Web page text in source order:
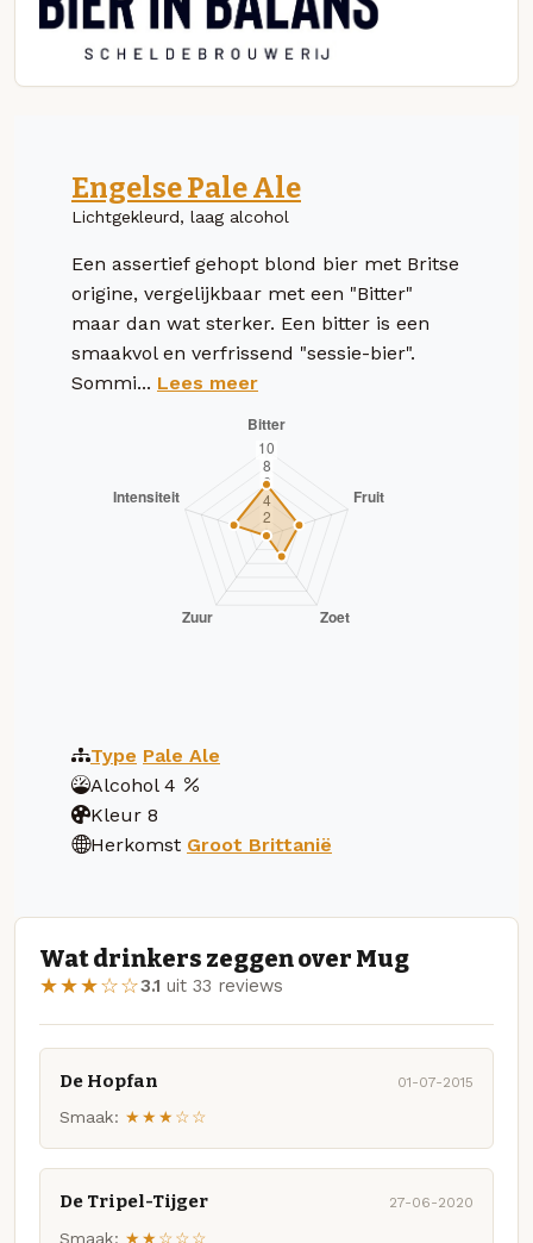
Engelse Pale Ale
Lichtgekleurd, laag alcohol
Een assertief gehopt blond bier met Britse
origine, vergelijkbaar met een "Bitter"
maar dan wat sterker. Een bitter is een
smaakvol en verfrissend "sessie-bier".
Sommi... Lees meer
Type Pale Ale
Alcohol 4
Kleur 8
Herkomst Groot Brittanië
Wat drinkers zeggen over Mug
★★★☆☆3.1 uit 33 reviews
De Hopfan 01-07-2015
Smaak: ★★★☆☆
De Tripel-Tijger 27-06-2020
Smaak: ★★☆☆☆